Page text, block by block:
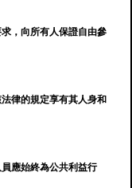
，向所有人保證自由參
律的規定享有其人身和
應始終為公共利益行